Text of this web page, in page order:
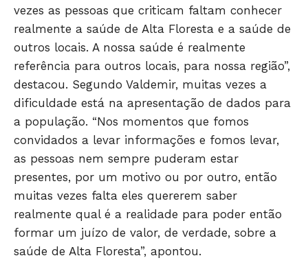
vezes as pessoas que criticam faltam conhecer
realmente a saúde de Alta Floresta e a saúde de
outros locais. A nossa saúde é realmente
referência para outros locais, para nossa região”,
destacou. Segundo Valdemir, muitas vezes a
dificuldade está na apresentação de dados para
a população. “Nos momentos que fomos
convidados a levar informações e fomos levar,
as pessoas nem sempre puderam estar
presentes, por um motivo ou por outro, então
muitas vezes falta eles quererem saber
realmente qual é a realidade para poder então
formar um juízo de valor, de verdade, sobre a
saúde de Alta Floresta”, apontou.